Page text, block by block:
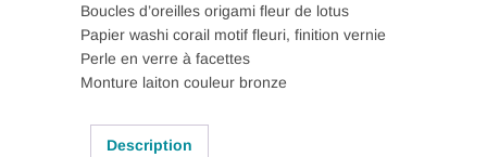
Boucles d’oreilles origami fleur de lotus
Papier washi corail motif fleuri, finition vernie
Perle en verre à facettes
Monture laiton couleur bronze
Description